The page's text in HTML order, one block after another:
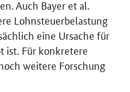
Auch Bayer et al.
Lohnsteuerbelastung
eine Ursache für
ist. Für konkretere
weitere Forschung